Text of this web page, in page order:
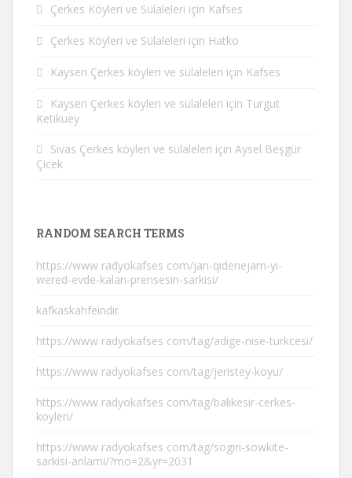
Çerkes Köyleri ve Sülaleleri için Kafses
Çerkes Köyleri ve Sülaleleri için Hatko
Kayseri Çerkes köyleri ve sülaleleri için Kafses
Kayseri Çerkes köyleri ve sülaleleri için Turgut
Ketikuey
Sivas Çerkes köyleri ve sülaleleri için Aysel Beşgür
Çicek
RANDOM SEARCH TERMS
https://www radyokafses com/jan-qidenejam-yi-
wered-evde-kalan-prensesin-sarkisi/
kafkaskahfeindir
https://www radyokafses com/tag/adige-nise-turkcesi/
https://www radyokafses com/tag/jeristey-koyu/
https://www radyokafses com/tag/balikesir-cerkes-
koyleri/
https://www radyokafses com/tag/sogiri-sowkite-
sarkisi-anlami/?mo=2&yr=2031